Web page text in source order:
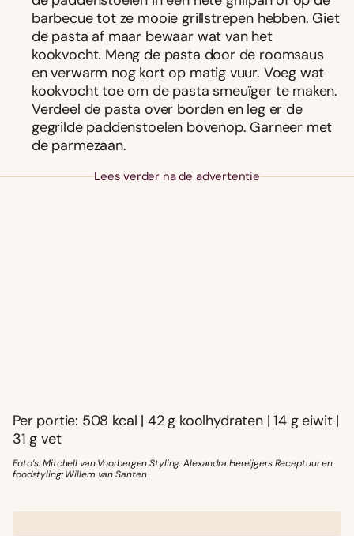
barbecue tot ze mooie grillstrepen hebben. Giet
de pasta af maar bewaar wat van het
kookvocht. Meng de pasta door de roomsaus
en verwarm nog kort op matig vuur. Voeg wat
kookvocht toe om de pasta smeuïger te maken.
Verdeel de pasta over borden en leg er de
gegrilde paddenstoelen bovenop. Garneer met
de parmezaan.
Lees verder na de advertentie
Per portie: 508 kcal | 42 g koolhydraten | 14 g eiwit |
31 g vet
Foto’s: Mitchell van Voorbergen Styling: Alexandra Hereijgers Receptuur en
foodstyling: Willem van Santen